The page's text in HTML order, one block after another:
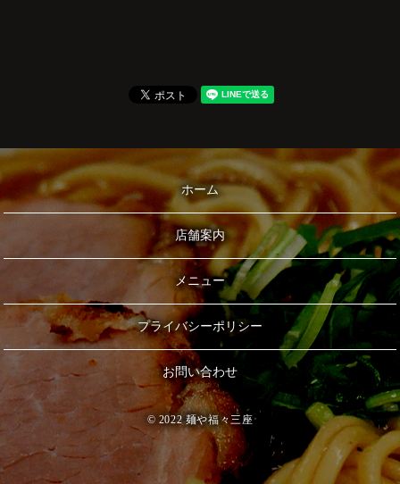
ホーム
店舗案内
メニュー
プライバシーポリシー
お問い合わせ
© 2022 麺や福々三座